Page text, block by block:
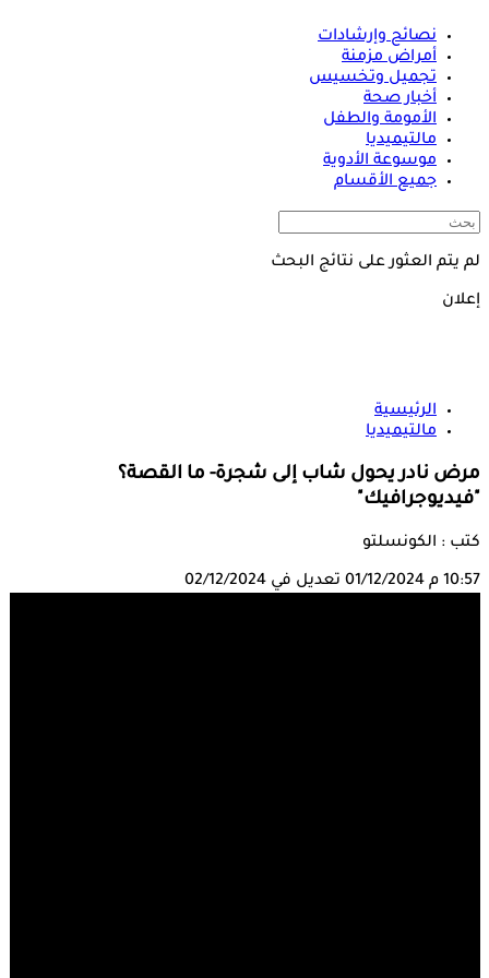
نصائح وإرشادات
أمراض مزمنة
تجميل وتخسيس
أخبار صحة
الأمومة والطفل
مالتيميديا
موسوعة الأدوية
جميع الأقسام
لم يتم العثور على نتائج البحث
إعلان
الرئيسية
مالتيميديا
مرض نادر يحول شاب إلى شجرة- ما القصة؟
"فيديوجرافيك"
كتب : الكونسلتو
10:57 م 01/12/2024 تعديل في 02/12/2024